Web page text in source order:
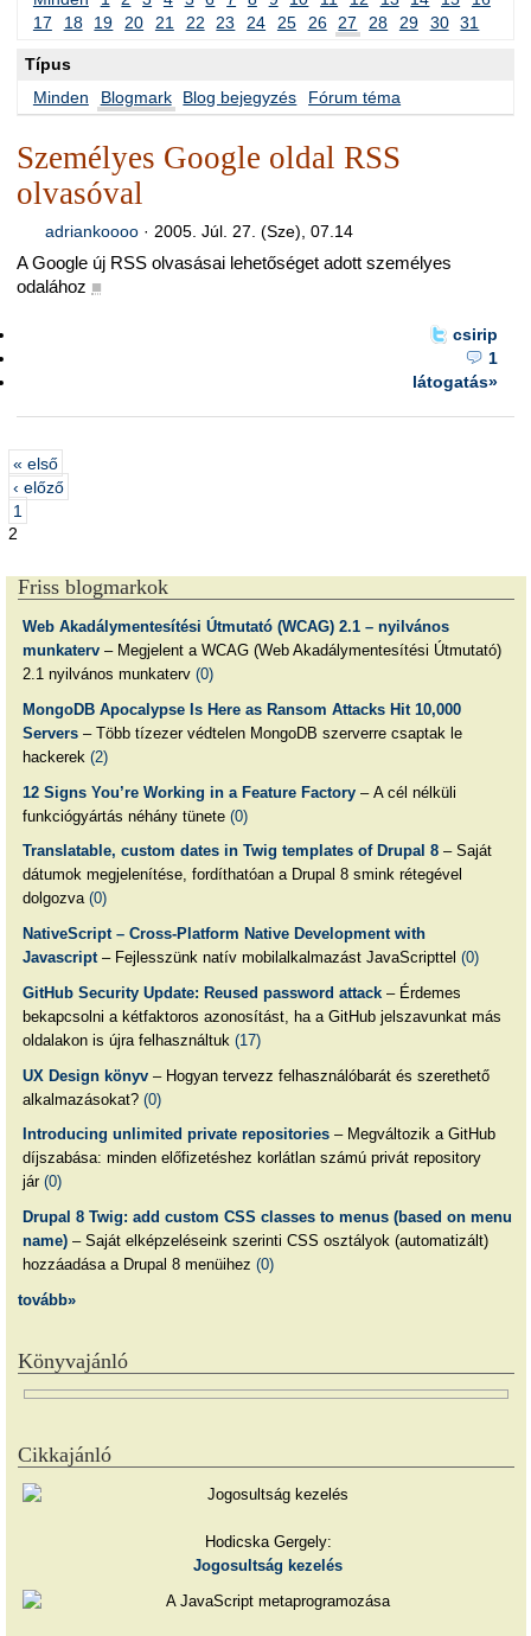
17
18 19 20 21 22 23 24 25 26 27 28 29 30 31
Típus
Minden
Blogmark Blog bejegyzés Fórum téma
Személyes Google oldal RSS
olvasóval
adriankoooo· 2005. Júl. 27. (Sze), 07.14
A Google új RSS olvasásai lehetőséget adott személyes
odalához ■
csirip
1
látogatás»
« első
‹ előző
1
2
Friss blogmarkok
Web Akadálymentesítési Útmutató (WCAG) 2.1 – nyilvános
munkaterv– Megjelent a WCAG (Web Akadálymentesítési Útmutató)
2.1 nyilvános munkaterv (0)
MongoDB Apocalypse Is Here as Ransom Attacks Hit 10,000
Servers– Több tízezer védtelen MongoDB szerverre csaptak le
hackerek (2)
12 Signs You’re Working in a Feature Factory– A cél nélküli
funkciógyártás néhány tünete (0)
Translatable, custom dates in Twig templates of Drupal 8– Saját
dátumok megjelenítése, fordíthatóan a Drupal 8 smink rétegével
dolgozva (0)
NativeScript – Cross-Platform Native Development with
Javascript– Fejlesszünk natív mobilalkalmazást JavaScripttel (0)
GitHub Security Update: Reused password attack– Érdemes
bekapcsolni a kétfaktoros azonosítást, ha a GitHub jelszavunkat más
oldalakon is újra felhasználtuk (17)
UX Design könyv– Hogyan tervezz felhasználóbarát és szerethető
alkalmazásokat? (0)
Introducing unlimited private repositories– Megváltozik a GitHub
díjszabása: minden előfizetéshez korlátlan számú privát repository
jár (0)
Drupal 8 Twig: add custom CSS classes to menus (based on menu
name)– Saját elképzeléseink szerinti CSS osztályok (automatizált)
hozzáadása a Drupal 8 menüihez (0)
tovább»
Könyvajánló
Cikkajánló
Hodicska Gergely:
Jogosultság kezelés